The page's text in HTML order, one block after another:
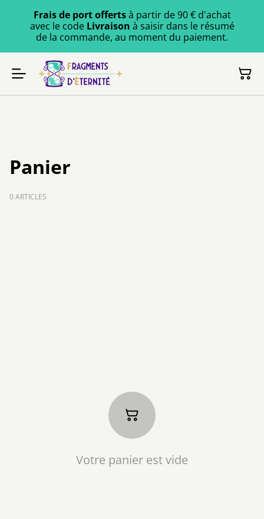
Frais de port offertsà partir de 90 € d'achat
avec le code Livraison à saisir dans le résumé
de la commande, au moment du paiement.
Panier
0 ARTICLES
Votre panier est vide